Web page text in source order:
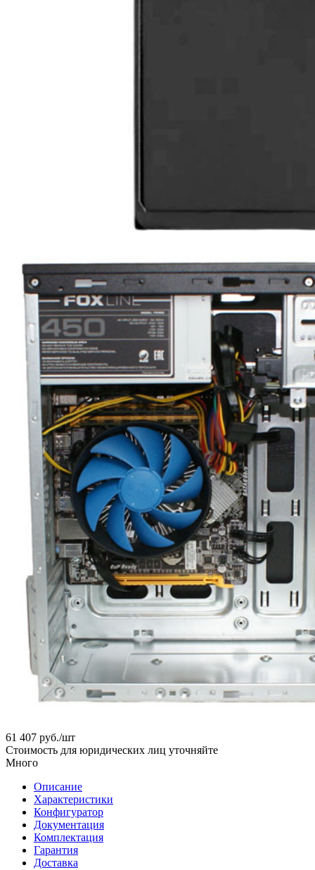
61 407 руб./шт
Стоимость для юридических лиц уточняйте
Много
Описание
Характеристики
Конфигуратор
Документация
Комплектация
Гарантия
Доставка